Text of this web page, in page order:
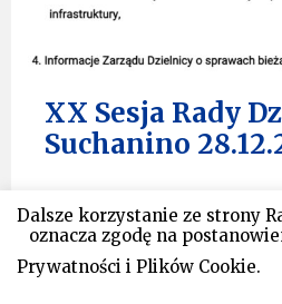
XX Sesja Rady
Suchanino
28.12.2022 (środa), o
Sesji zostanie podjęta
zabezpieczenia środków
Dalsze korzystanie ze strony
oznacza zgodę na
Prywatności i Plików Cookie.